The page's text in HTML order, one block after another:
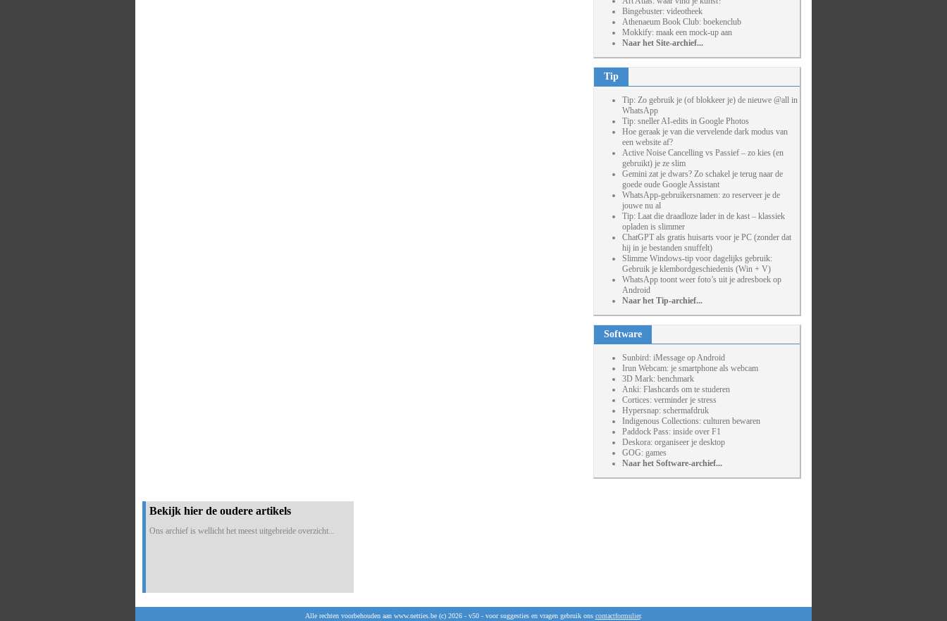
Bingebuster: videotheek
Athenaeum Book Club: boekenclub
Mokkify: maak een mock-up aan
Naar het Site-archief...
Tip
Tip: Zo gebruik je (of blokkeer je) de nieuwe @all in
WhatsApp
Tip: sneller AI-edits in Google Photos
Hoe geraak je van die vervelende dark modus van
een website af?
Active Noise Cancelling vs Passief – zo kies (en
gebruikt) je ze slim
Gemini zat je dwars? Zo schakel je terug naar de
goede oude Google Assistant
WhatsApp-gebruikersnamen: zo reserveer je de
jouwe nu al
Tip: Laat die draadloze lader in de kast – klassiek
opladen is slimmer
ChatGPT als gratis huisarts voor je PC (zonder dat
hij in je bestanden snuffelt)
Slimme Windows-tip voor dagelijks gebruik:
Gebruik je klembordgeschiedenis (Win + V)
WhatsApp toont weer foto’s uit je adresboek op
Android
Naar het Tip-archief...
Software
Sunbird: iMessage op Android
Irun Webcam: je smartphone als webcam
3D Mark: benchmark
Anki: Flashcards om te studeren
Cortices: verminder je stress
Hypersnap: schermafdruk
Indigenous Collections: culturen bewaren
Paddock Pass: inside over F1
Deskora: organiseer je desktop
GOG: games
Naar het Software-archief...
Bekijk hier de oudere artikels
Ons archief is wellicht het meest uitgebreide overzicht...
Alle rechten voorbehouden aan www.netties.be (c) 2026 - v50 - voor suggesties en vragen gebruik ons contactformulier.